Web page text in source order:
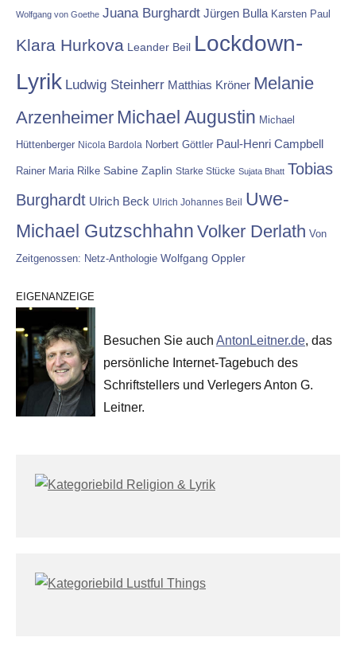
Wolfgang von Goethe Juana Burghardt Jürgen Bulla Karsten Paul
Klara Hurkova Leander Beil Lockdown-
Lyrik Ludwig Steinherr Matthias Kröner Melanie
Arzenheimer Michael Augustin Michael
Hüttenberger Nicola Bardola Norbert Göttler Paul-Henri Campbell
Rainer Maria Rilke Sabine Zaplin Starke Stücke Sujata Bhatt Tobias
Burghardt Ulrich Beck Ulrich Johannes Beil
Uwe-
Michael Gutzschhahn Volker Derlath Von
Zeitgenossen: Netz-Anthologie Wolfgang Oppler
EIGENANZEIGE
Besuchen Sie auch AntonLeitner.de, das
persönliche Internet-Tagebuch des
Schriftstellers und Verlegers Anton G.
Leitner.